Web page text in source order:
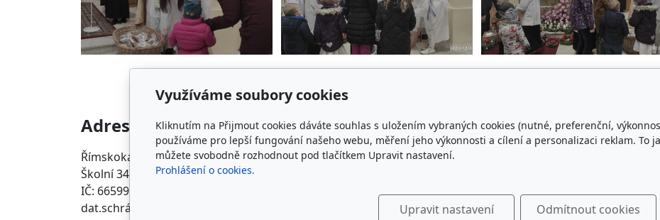
Adresa
Římskokatolická farnost Prace
Školní 347, 664 58 Prace
IČ: 66599148
dat.schránka 6ep9dtk
Využíváme soubory cookies
Kliknutím na Přijmout cookies dáváte souhlas s uložením vybraných cookies (nutné, preferenční,
používáme pro lepší fungování našeho webu, měření jeho výkonnosti a cílení a personalizaci reklam. To
můžete svobodně rozhodnout pod tlačítkem Upravit nastavení.
Prohlášení o cookies.
Upravit nastavení Odmítnout cookies